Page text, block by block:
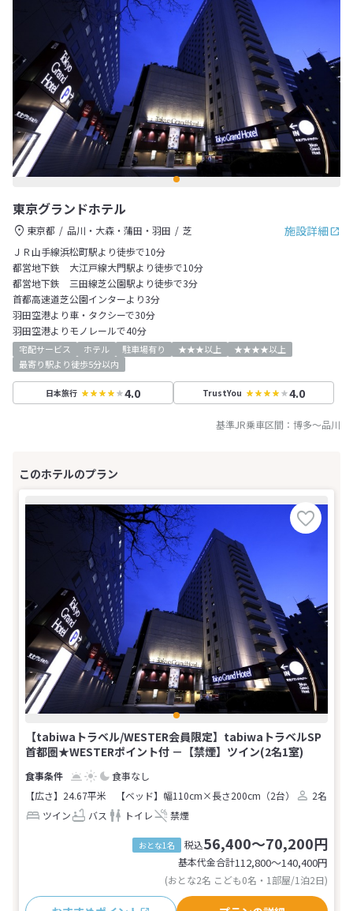
東京グランドホテル
施設詳細
東京都 品川・大森・蒲田・羽田
芝
ＪＲ山手線浜松町駅より徒歩で10分
都営地下鉄 大江戸線大門駅より徒歩で10分
都営地下鉄 三田線芝公園駅より徒歩で3分
首都高速道芝公園インターより3分
羽田空港より車・タクシーで30分
羽田空港よりモノレールで40分
宅配サービス ホテル 駐車場有り ★★★以上
★★★★以上
最寄り駅より徒歩5分以内
日本旅行 4.0 TrustYou 4.0
基準JR乗車区間： 博多～品川
【tabiwaトラベル/WESTER会員限定】tabiwaトラベルSP
首都圏★WESTERポイント付 －【禁煙】ツイン(2名1室)
食事なし
【広さ】24.67平米
【ベッド】幅110cm×長さ200cm（2台）
2名
ツイン
バス トイレ 禁煙
おとな1名 税込56,400～70,200円
基本代金合計112,800〜140,400円
(おとな2名 こども0名・1部屋/1泊2日)